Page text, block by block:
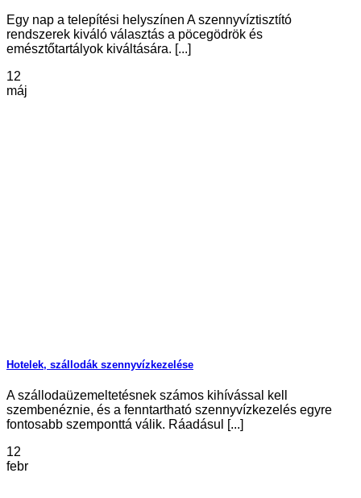
Egy nap a telepítési helyszínen A szennyvíztisztító
rendszerek kiváló választás a pöcegödrök és
emésztőtartályok kiváltására. [...]
12
máj
Hotelek, szállodák szennyvízkezelése
A szállodaüzemeltetésnek számos kihívással kell
szembenéznie, és a fenntartható szennyvízkezelés egyre
fontosabb szemponttá válik. Ráadásul [...]
12
febr